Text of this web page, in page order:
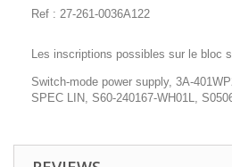
Ref : 27-261-0036A122
Les inscriptions possibles sur le bloc
Switch-mode power supply, 3A-
SPEC LIN, S60-240167-WH01L,